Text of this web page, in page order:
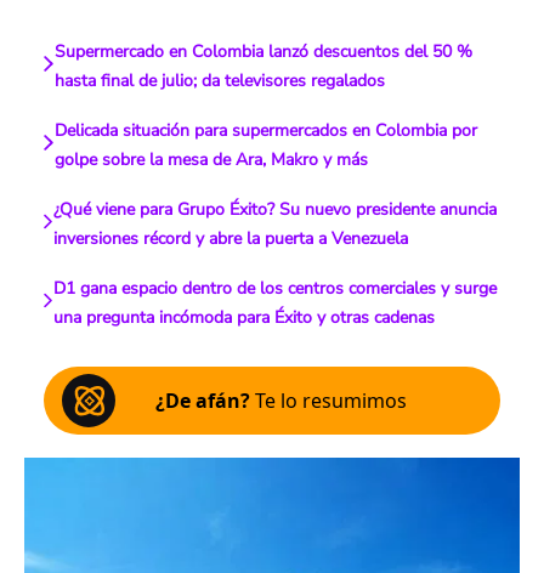
Supermercado en Colombia lanzó descuentos del 50 %
hasta final de julio; da televisores regalados
Delicada situación para supermercados en Colombia por
golpe sobre la mesa de Ara, Makro y más
¿Qué viene para Grupo Éxito? Su nuevo presidente anuncia
inversiones récord y abre la puerta a Venezuela
D1 gana espacio dentro de los centros comerciales y surge
una pregunta incómoda para Éxito y otras cadenas
¿De afán?Te lo resumimos